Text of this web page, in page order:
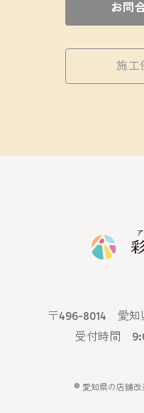
お問
施工
〒496-8014 愛知
受付時間
© 愛知県の店舗